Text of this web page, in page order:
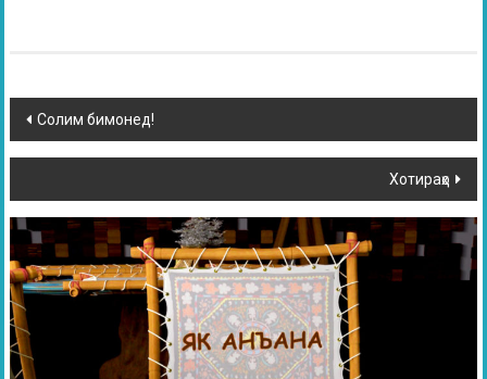
Солим бимонед!
Хотираҳо